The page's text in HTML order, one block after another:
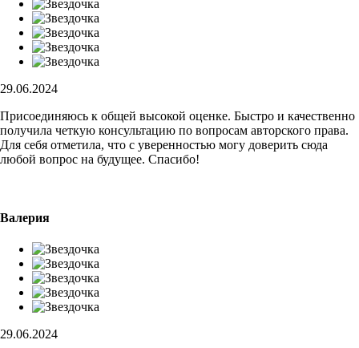
29.06.2024
Присоединяюсь к общей высокой оценке. Быстро и качественно
получила четкую консультацию по вопросам авторского права.
Для себя отметила, что с уверенностью могу доверить сюда
любой вопрос на будущее. Спасибо!
Валерия
29.06.2024